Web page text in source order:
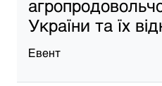
України та їх
Евент